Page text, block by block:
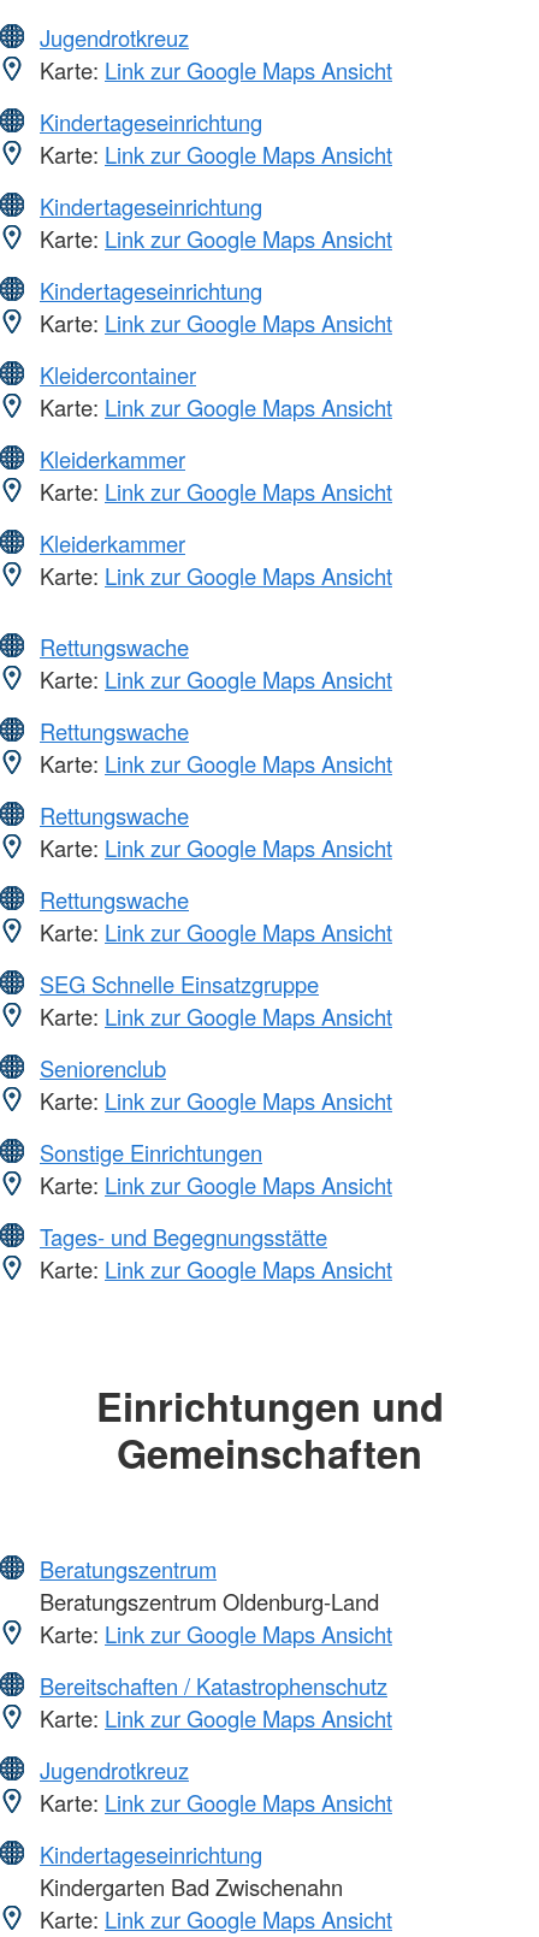
Jugendrotkreuz
Karte: Link zur Google Maps Ansicht
Kindertageseinrichtung
Karte: Link zur Google Maps Ansicht
Kindertageseinrichtung
Karte: Link zur Google Maps Ansicht
Kindertageseinrichtung
Karte: Link zur Google Maps Ansicht
Kleidercontainer
Karte: Link zur Google Maps Ansicht
Kleiderkammer
Karte: Link zur Google Maps Ansicht
Kleiderkammer
Karte: Link zur Google Maps Ansicht
Rettungswache
Karte: Link zur Google Maps Ansicht
Rettungswache
Karte: Link zur Google Maps Ansicht
Rettungswache
Karte: Link zur Google Maps Ansicht
Rettungswache
Karte: Link zur Google Maps Ansicht
SEG Schnelle Einsatzgruppe
Karte: Link zur Google Maps Ansicht
Seniorenclub
Karte: Link zur Google Maps Ansicht
Sonstige Einrichtungen
Karte: Link zur Google Maps Ansicht
Tages- und Begegnungsstätte
Karte: Link zur Google Maps Ansicht
Einrichtungen und
Gemeinschaften
Beratungszentrum
Beratungszentrum Oldenburg-Land
Karte: Link zur Google Maps Ansicht
Bereitschaften / Katastrophenschutz
Karte: Link zur Google Maps Ansicht
Jugendrotkreuz
Karte: Link zur Google Maps Ansicht
Kindertageseinrichtung
Kindergarten Bad Zwischenahn
Karte: Link zur Google Maps Ansicht